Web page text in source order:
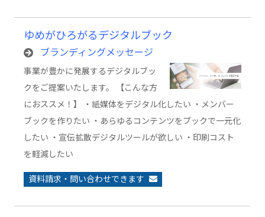
ゆめがひろがるデジタルブック
ブランディングメッセージ
事業が豊かに発展するデジタルブッ
クをご提案いたします。 【こんな方
におススメ！】 ・紙媒体をデジタル化したい ・メンバー
ブックを作りたい ・あらゆるコンテンツをブックで一元化
したい ・宣伝拡散デジタルツールが欲しい ・印刷コスト
を軽減したい
資料請求・問い合わせできます